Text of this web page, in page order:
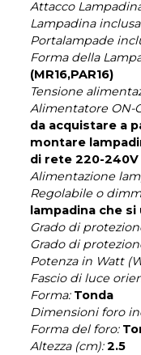
Attacco
Lampadina
Portalampade
Forma della
(MR16,PAR16)
Tensione
Alimentatore ON-
da acquistare a
montare
di rete 220-240V
Alimentazione
Regolabile o
lampadina che si
Grado di
Grado di
Potenza in Watt
Fascio di luce
Forma: Tonda
Dimensioni foro
Forma del foro:
Altezza (cm): 2.5